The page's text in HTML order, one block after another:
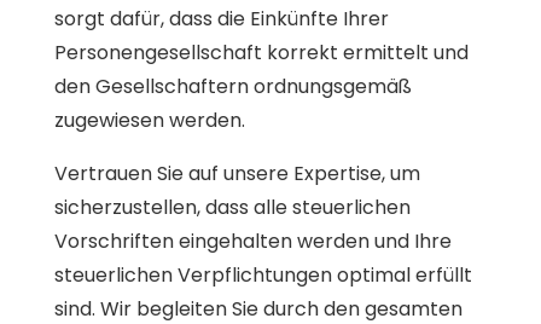
sorgt dafür, dass die Einkünfte Ihrer
Personengesellschaft korrekt ermittelt und
den Gesellschaftern ordnungsgemäß
zugewiesen werden.
Vertrauen Sie auf unsere Expertise, um
sicherzustellen, dass alle steuerlichen
Vorschriften eingehalten werden und Ihre
steuerlichen Verpflichtungen optimal erfüllt
sind. Wir begleiten Sie durch den gesamten